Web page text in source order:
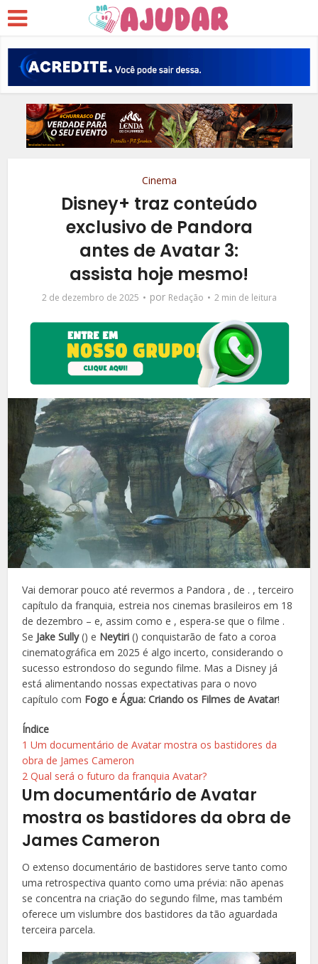
Cinema
Disney+ traz conteúdo
exclusivo de Pandora
antes de Avatar 3:
assista hoje mesmo!
2 de dezembro de 2025 por Redação 2 min de leitura
Vai demorar pouco até revermos a Pandora , de . , terceiro
capítulo da franquia, estreia nos cinemas brasileiros em 18
de dezembro – e, assim como e , espera-se que o filme .
Se Jake Sully() e Neytiri() conquistarão de fato a coroa
cinematográfica em 2025 é algo incerto, considerando o
sucesso estrondoso do segundo filme. Mas a Disney já
está alimentando nossas expectativas para o novo
capítulo com Fogo e Água: Criando os Filmes de Avatar!
Índice
1 Um documentário de Avatar mostra os bastidores da
obra de James Cameron
2 Qual será o futuro da franquia Avatar?
Um documentário de Avatar
mostra os bastidores da obra de
James Cameron
O extenso documentário de bastidores serve tanto como
uma retrospectiva quanto como uma prévia: não apenas
se concentra na criação do segundo filme, mas também
oferece um vislumbre dos bastidores da tão aguardada
terceira parcela.